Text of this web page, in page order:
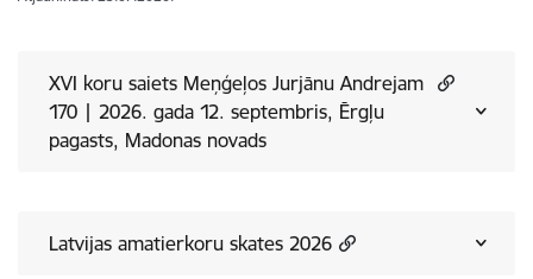
XVI koru saiets Meņģeļos Jurjānu Andrejam
170 | 2026. gada 12. septembris, Ērgļu
pagasts, Madonas novads
Latvijas amatierkoru skates 2026